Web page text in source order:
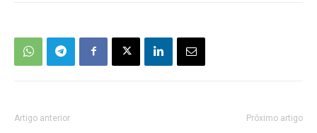
Artigo anterior Próximo artigo